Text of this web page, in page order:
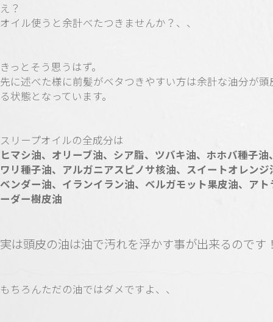
え？
オイル使うと余計べたつきませんか？、、
きっとそう思うはず。
先に述べた様に前髪がベタつきやすい方は余計な油分が頭
る状態となっています。
スリープオイルの全成分は
ヒマシ油、オリーブ油、シア脂、ツバキ油、ホホバ種子油
ワリ種子油、アルガニアスピノサ核油、スイートオレンジ
ベンダー油、イランイラン油、ベルガモット果皮油、アト
ーダー樹皮油
実は頭皮の油は油で汚れを浮かす事が出来るのです
もちろんただの油ではダメですよ、、